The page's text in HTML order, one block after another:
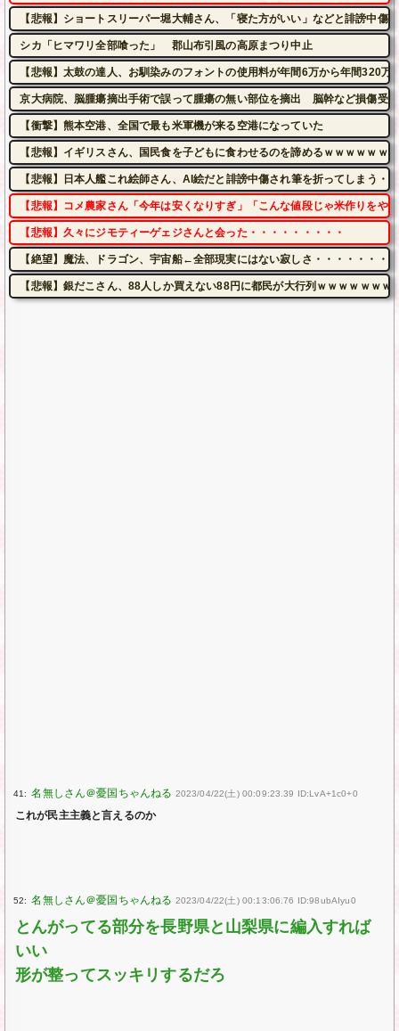
【悲報】ショートスリーパー堀大輔さん、「寝た方がいい」などと誹謗中傷
シカ「ヒマワリ全部喰った」 郡山布引風の高原まつり中止
【悲報】太鼓の達人、お馴染みのフォントの使用料が年間6万から年間320万
京大病院、脳腫瘍摘出手術で誤って腫瘍の無い部位を摘出 脳幹など損傷受
【衝撃】熊本空港、全国で最も米軍機が来る空港になっていた
【悲報】イギリスさん、国民食を子どもに食わせるのを諦めるｗｗｗｗｗｗｗ
【悲報】日本人艦これ絵師さん、AI絵だと誹謗中傷され筆を折ってしまう・
【悲報】コメ農家さん「今年は安くなりすぎ」「こんな値段じゃ米作りを
【悲報】久々にジモティーゲェジさんと会った・・・・・・・・・
【絶望】魔法、ドラゴン、宇宙船←全部現実にはない寂しさ・・・・・・・
【悲報】銀だこさん、88人しか買えない88円に都民が大行列ｗｗｗｗｗｗｗ
41: 2023/04/22(土) 00:09:23.39 ID:LvA+1c0+0
これが民主主義と言えるのか
52: 2023/04/22(土) 00:13:06.76 ID:98ubAIyu0
とんがってる部分を長野県と山梨県に編入すれば
いい
形が整ってスッキリするだろ